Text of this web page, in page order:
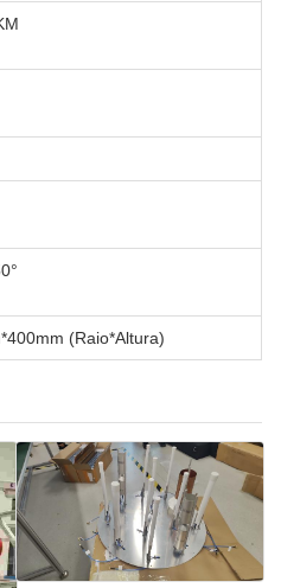
(Raio*Altura)